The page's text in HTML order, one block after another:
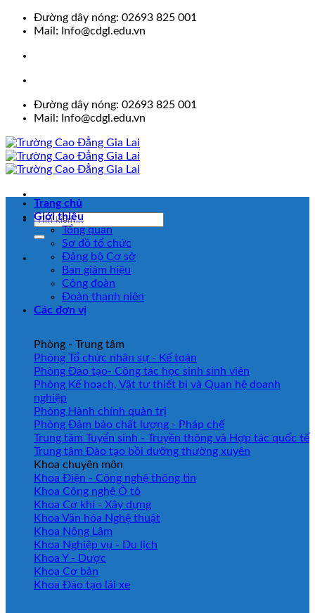
Skip
Đường dây nóng: 02693 825 001
Mail: Info@cdgl.edu.vn
Đường dây nóng: 02693 825 001
Mail: Info@cdgl.edu.vn
Trang chủ
Giới thiệu
Tổng quan
Sơ đồ tổ chức
Đảng bộ Cơ sở
Ban giám hiệu
Công đoàn
Đoàn thanh niên
Các đơn vị
Phòng - Trung tâm
Phòng Tổ chức nhân sự - Kế toán
Phòng Đào tạo- Công tác học sinh sinh viên
Phòng Kế hoạch, Vật tư thiết bị và Quan hệ doanh
nghiệp
Phòng Hành chính quản trị
Phòng Đảm bảo chất lượng - Pháp chế
Trung tâm Tuyển sinh - Truyền thông và Hợp tác quốc tế
Trung tâm Đào tạo bồi dưỡng thường xuyên
Khoa chuyên môn
Khoa Điện - Công nghệ thông tin
Khoa Công nghệ Ô tô
Khoa Cơ khí - Xây dựng
Khoa Văn hóa Nghệ thuật
Khoa Nông Lâm
Khoa Nghiệp vụ - Du lịch
Khoa Y - Dược
Khoa Cơ bản
Khoa Đào tạo lái xe